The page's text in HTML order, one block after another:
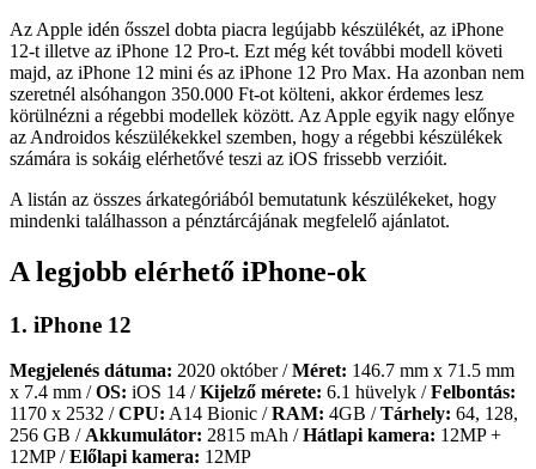
Az Apple idén ősszel dobta piacra legújabb készülékét, az iPhone
12-t illetve az iPhone 12 Pro-t. Ezt még két további modell követi
majd, az iPhone 12 mini és az iPhone 12 Pro Max. Ha azonban nem
szeretnél alsóhangon 350.000 Ft-ot költeni, akkor érdemes lesz
körülnézni a régebbi modellek között. Az Apple egyik nagy előnye
az Androidos készülékekkel szemben, hogy a régebbi készülékek
számára is sokáig elérhetővé teszi az iOS frissebb verzióit.
A listán az összes árkategóriából bemutatunk készülékeket, hogy
mindenki találhasson a pénztárcájának megfelelő ajánlatot.
A legjobb elérhető iPhone-ok
1. iPhone 12
Megjelenés dátuma: 2020 október /Méret: 146.7 mm x 71.5 mm
x 7.4 mm /OS: iOS 14 /Kijelző mérete: 6.1 hüvelyk /Felbontás:
1170 x 2532 /CPU: A14 Bionic /RAM: 4GB /Tárhely: 64, 128,
256 GB /Akkumulátor: 2815 mAh /Hátlapi kamera: 12MP +
12MP /Előlapi kamera: 12MP